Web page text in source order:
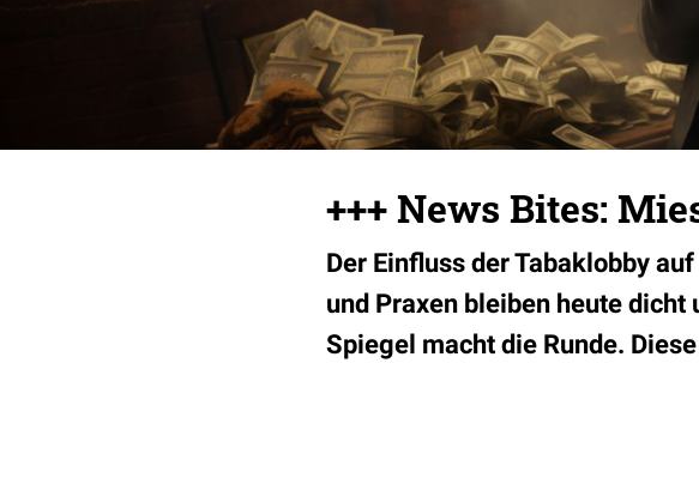
+++ News Bites:
Der Einfluss der Tabaklobby
und Praxen bleiben heute
Spiegel macht die Runde.